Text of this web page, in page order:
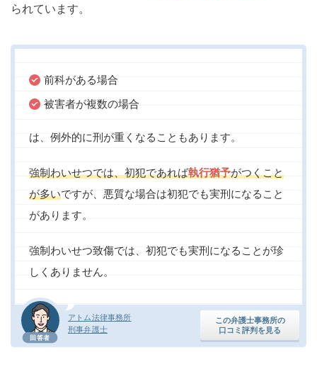
られています。
回答者
アトム法律事務所
刑事弁護士
この弁護士事務所の
口コミ評判を見る
前科がある場合
被害者が複数の場合
は、例外的に刑が重くなることもあります。
強制わいせつでは、初犯であれば執行猶予がつくこと
が多いですが、悪質な場合は初犯でも実刑になること
があります。
強制わいせつ致傷では、初犯でも実刑になることが珍
しくありません。